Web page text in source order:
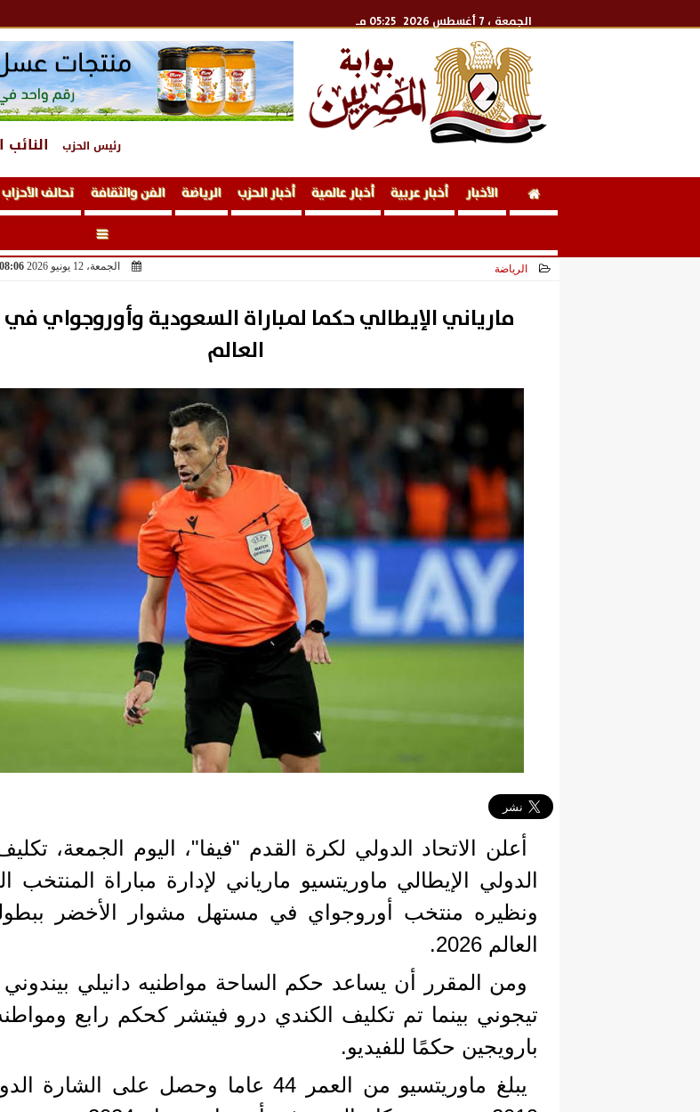
الجمعة ، 7 أغسطس 2026 05:25 مـ
رئيس الحزب
الأخبار أخبار عربية أخبار عالمية أخبار الحزب الرياضة الفن والثقافة تحالف
الرياضة الجمعة، 12 يونيو 2026 08:06 مـ
مارياني الإيطالي حكما لمباراة السعودية وأوروجواي
العالم
أعلن الاتحاد الدولي لكرة القدم "فيفا"، اليوم الجمعة،
الدولي الإيطالي ماوريتسيو مارياني لإدارة مباراة المنتخب
ونظيره منتخب أوروجواي في مستهل مشوار الأخضر
العالم 2026.
ومن المقرر أن يساعد حكم الساحة مواطنيه دانيلي بيندوني
تيجوني بينما تم تكليف الكندي درو فيتشر كحكم رابع
بارويجين حكمًا للفيديو.
يبلغ ماوريتسيو من العمر 44 عاما وحصل على